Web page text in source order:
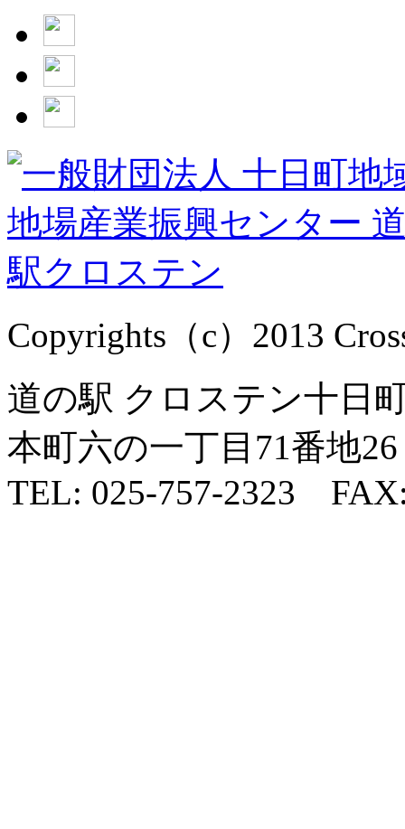
Copyrights（c）2013
道の駅 クロステン十日
本町六の一丁目71番地26
TEL: 025-757-2323